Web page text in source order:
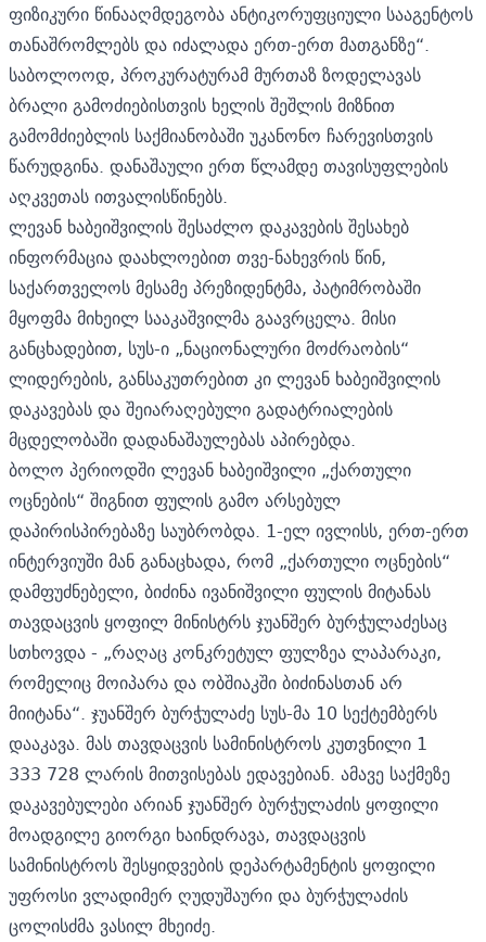
ფიზიკური წინააღმდეგობა ანტიკორუფციული სააგენტოს
თანაშრომლებს და იძალადა ერთ-ერთ მათგანზე“.
საბოლოოდ, პროკურატურამ მურთაზ ზოდელავას
ბრალი გამოძიებისთვის ხელის შეშლის მიზნით
გამომძიებლის საქმიანობაში უკანონო ჩარევისთვის
წარუდგინა. დანაშაული ერთ წლამდე თავისუფლების
აღკვეთას ითვალისწინებს.
ლევან ხაბეიშვილის შესაძლო დაკავების შესახებ
ინფორმაცია დაახლოებით თვე-ნახევრის წინ,
საქართველოს მესამე პრეზიდენტმა, პატიმრობაში
მყოფმამიხეილ სააკაშვილმაგაავრცელა. მისი
განცხადებით, სუს-ი „ნაციონალური მოძრაობის“
ლიდერების, განსაკუთრებით კი ლევან ხაბეიშვილის
დაკავებას და შეიარაღებული გადატრიალების
მცდელობაში დადანაშაულებას აპირებდა.
ბოლო პერიოდში ლევან ხაბეიშვილი „ქართული
ოცნების“ შიგნით ფულის გამო არსებულ
დაპირისპირებაზე საუბრობდა. 1-ელ ივლისს, ერთ-ერთ
ინტერვიუში მან განაცხადა, რომ „ქართული ოცნების“
დამფუძნებელი, ბიძინა ივანიშვილი ფულის მიტანას
თავდაცვის ყოფილ მინისტრს ჯუანშერ ბურჭულაძესაც
სთხოვდა - „რაღაც კონკრეტულ ფულზეა ლაპარაკი,
რომელიც მოიპარა და ობშიაკში ბიძინასთან არ
მიიტანა“. ჯუანშერ ბურჭულაძე სუს-მა 10 სექტემბერს
დააკავა. მას თავდაცვის სამინისტროს კუთვნილი 1
333 728 ლარის მითვისებასედავებიან. ამავე საქმეზე
დაკავებულები არიან ჯუანშერ ბურჭულაძის ყოფილი
მოადგილე გიორგი ხაინდრავა, თავდაცვის
სამინისტროს შესყიდვების დეპარტამენტის ყოფილი
უფროსი ვლადიმერ ღუდუშაური და ბურჭულაძის
ცოლისძმა ვასილ მხეიძე.